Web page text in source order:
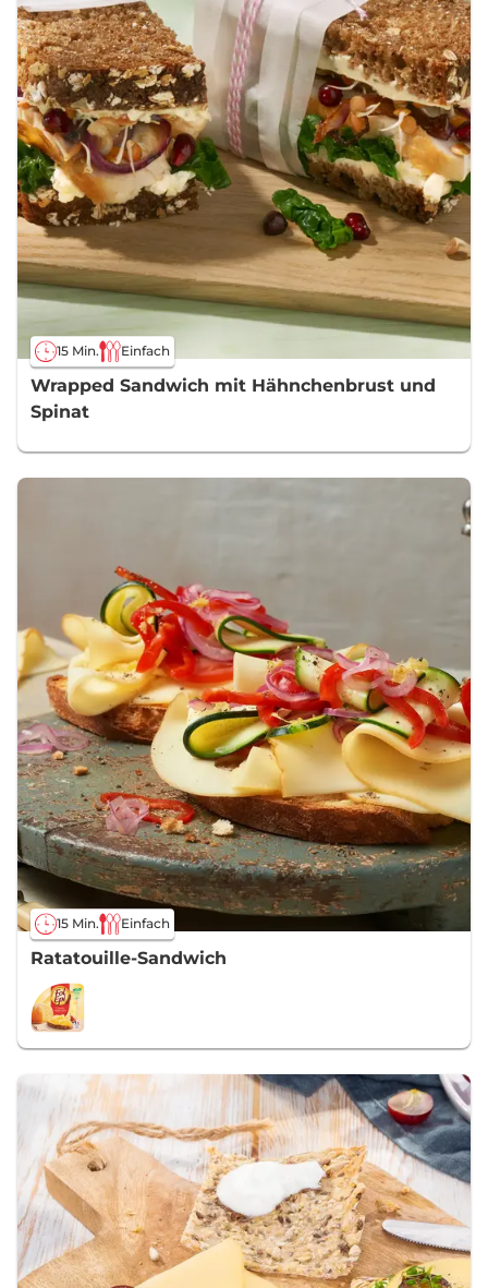
15 Min. Einfach
Wrapped Sandwich mit Hähnchenbrust und
Spinat
15 Min. Einfach
Ratatouille-Sandwich